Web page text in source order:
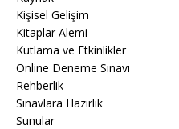
Kişisel Gelişim
Kitaplar Alemi
Kutlama ve Etkinlikler
Online Deneme Sınavı
Rehberlik
Sınavlara Hazırlık
Sunular